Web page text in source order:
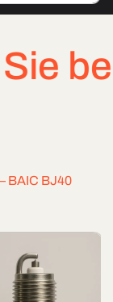
BAIC BJ40